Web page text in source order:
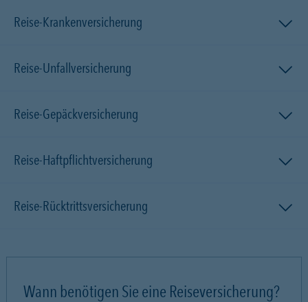
Reise-Krankenversicherung
Reise-Unfallversicherung
Reise-Gepäckversicherung
Reise-Haftpflichtversicherung
Reise-Rücktrittsversicherung
Wann benötigen Sie eine Reiseversicherung?